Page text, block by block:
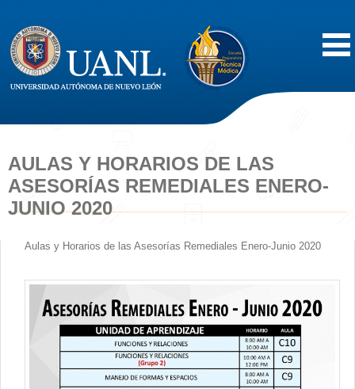
Acerca de
Oferta Educativa
Vida Estudiantil
Servicios
Difusión
Contacto
AULAS Y HORARIOS DE LAS
ASESORÍAS REMEDIALES ENERO-
JUNIO 2020
Aulas y Horarios de las Asesorías Remediales Enero-Junio 2020